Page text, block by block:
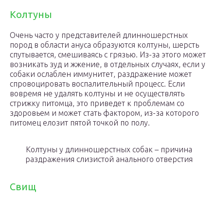
Колтуны
Очень часто у представителей длинношерстных
пород в области ануса образуются колтуны, шерсть
спутывается, смешиваясь с грязью. Из-за этого может
возникать зуд и жжение, в отдельных случаях, если у
собаки ослаблен иммунитет, раздражение может
спровоцировать воспалительный процесс. Если
вовремя не удалять колтуны и не осуществлять
стрижку питомца, это приведет к проблемам со
здоровьем и может стать фактором, из-за которого
питомец елозит пятой точкой по полу.
Колтуны у длинношерстных собак – причина
раздражения слизистой анального отверстия
Свищ